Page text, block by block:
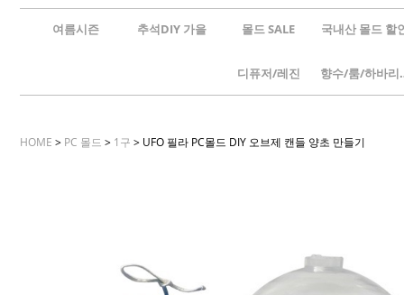
여름시즌 추석DIY 가을 몰드 SALE 국내산 몰드 할
디퓨저/레진 향
HOME > PC 몰드 > 1구 > UFO 필라 PC몰드 DIY 오브제 캔들 양초 만들기